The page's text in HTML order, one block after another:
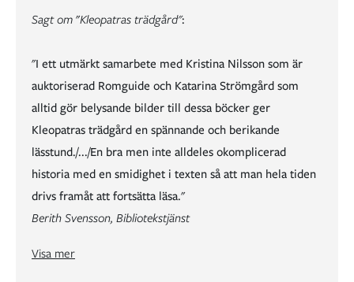
Sagt om"Kleopatras trädgård":
"I ett utmärkt samarbete med Kristina Nilsson som är
auktoriserad Romguide och Katarina Strömgård som
alltid gör belysande bilder till dessa böcker ger
Kleopatras trädgård en spännande och berikande
lässtund./.../En bra men inte alldeles okomplicerad
historia med en smidighet i texten så att man hela tiden
drivs framåt att fortsätta läsa."
Berith Svensson, Bibliotekstjänst
Visa mer